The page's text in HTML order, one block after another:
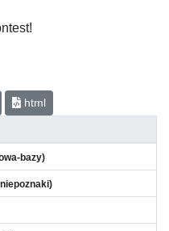
html
bazy)